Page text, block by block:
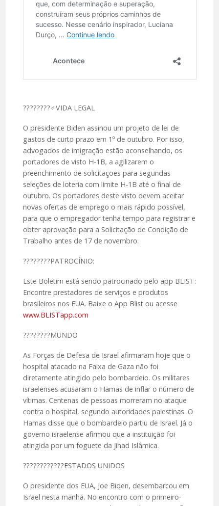
????️????‍♂️VIDA LEGAL
O presidente Biden assinou um projeto de lei de
gastos de curto prazo em 1º de outubro. Por isso,
advogados de imigração estão aconselhando, os
portadores de visto H-1B, a agilizarem o
preenchimento de solicitações para segundas
seleções de loteria com limite H-1B até o final de
outubro. Os portadores deste visto devem aceitar
novas ofertas de emprego o mais rápido possível,
para que o empregador tenha tempo para registrar e
obter aprovação para a Solicitação de Condição de
Trabalho antes de 17 de novembro.
????️????️PATROCÍNIO:
Este Boletim está sendo patrocinado pelo app BLIST:
Encontre prestadores de serviços e produtos
brasileiros nos EUA. Baixe o App Blist ou acesse
www.BLISTapp.com
????️????MUNDO
As Forças de Defesa de Israel afirmaram hoje que o
hospital atacado na Faixa de Gaza não foi
diretamente atingido pelo bombardeio. Os militares
israelenses acusaram o Hamas de inflar o número de
vítimas. Centenas de pessoas morreram no ataque
contra o hospital, segundo autoridades palestinas. O
Hamas disse que o bombardeio partiu de Israel. Já o
governo israelense afirmou que a instituição foi
atingida por um foguete da Jihad Islâmica.
????️????????ESTADOS UNIDOS
O presidente dos EUA, Joe Biden, desembarcou em
Israel nesta manhã. No encontro com o primeiro-